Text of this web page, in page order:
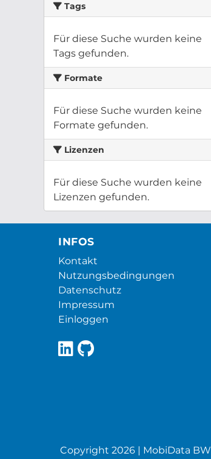
Tags
Für diese Suche wurden keine
Tags gefunden.
Formate
Für diese Suche wurden keine
Formate gefunden.
Lizenzen
Für diese Suche wurden keine
Lizenzen gefunden.
INFOS
Kontakt
Nutzungsbedingungen
Datenschutz
Impressum
Einloggen
Copyright 2026 | MobiData BW